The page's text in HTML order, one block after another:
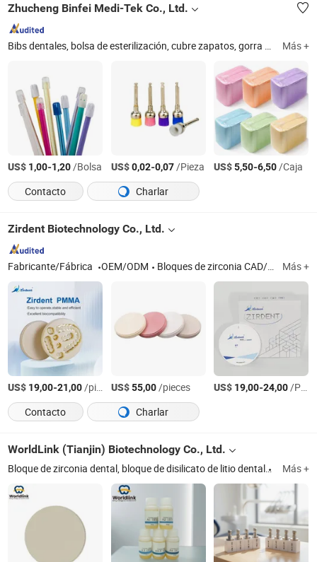
Zhucheng Binfei Medi-Tek Co., Ltd.
Más +
US$ 1,00-1,20/Bolsa US$0,02-0,07/Pieza US$5,50-6,50/Caja
Contacto
Charlar
Zirdent Biotechnology Co., Ltd.
Fabricante/Fábrica OEM/ODM Bloques de zirconia CAD/Cam, PMMA, Peek, fresas, disilicatos de litio, molinillos, pulidores, hornos de sinterización, máquinas de fresado Más +
US$ 19,00-21,00/pieces US$55,00/pieces US$ 19,00-24,00/Pieza
Contacto
Charlar
WorldLink (Tianjin) Biotechnology Co., Ltd.
Bloque de zirconia dental, bloque de disilicato de litio dental Tianjin
Más +